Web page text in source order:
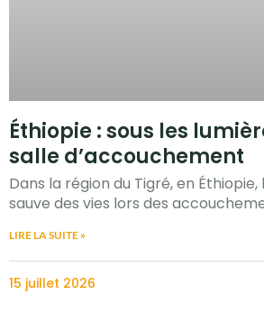
Éthiopie : sous les
salle d’accouchement
Dans la région du Tigré, en Éthiopie,
sauve des vies lors des
LIRE LA SUITE »
15 juillet 2026